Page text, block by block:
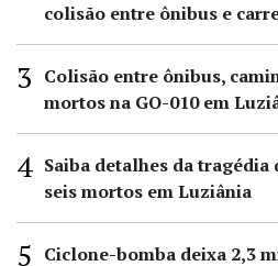
colisão entre ônibus e
Colisão entre ônibus,
mortos na GO-010 em
Saiba detalhes da
seis mortos em Luziânia
Ciclone-bomba deixa 2,3